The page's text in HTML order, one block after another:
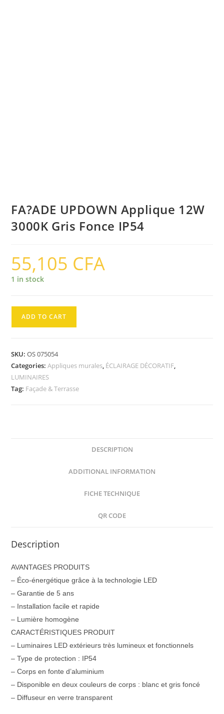
FA?ADE UPDOWN Applique 12W
3000K Gris Fonce IP54
55,105 CFA
1 in stock
ADD TO CART
SKU:OS 075054
Categories:Appliques murales, ÉCLAIRAGE DÉCORATIF,
LUMINAIRES
Tag: Façade & Terrasse
DESCRIPTION
ADDITIONAL INFORMATION
FICHE TECHNIQUE
QR CODE
Description
AVANTAGES PRODUITS
– Éco-énergétique grâce à la technologie LED
– Garantie de 5 ans
– Installation facile et rapide
– Lumière homogène
CARACTÉRISTIQUES PRODUIT
– Luminaires LED extérieurs très lumineux et fonctionnels
– Type de protection : IP54
– Corps en fonte d’aluminium
– Disponible en deux couleurs de corps : blanc et gris foncé
– Diffuseur en verre transparent